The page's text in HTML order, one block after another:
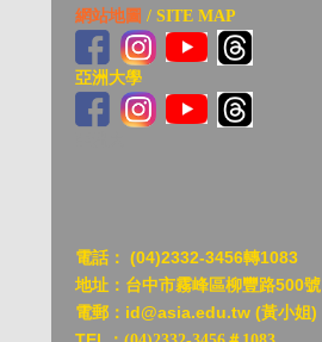
網站地圖 / SITE MAP
亞洲大學
電話： (04)2332-3456轉1083
地址：台中市霧峰區柳豐路500號
電郵：id@asia.edu.tw (黃小姐)